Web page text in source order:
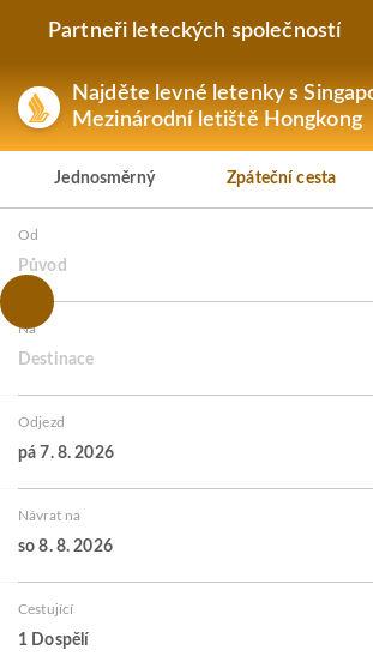
Partneři leteckých společností
Najděte levné letenky s
Mezinárodní letiště Hongkong
Jednosměrný Zpáteční cesta
Od
Původ
Na
Destinace
Odjezd
pá 7. 8. 2026
Návrat na
so 8. 8. 2026
Cestující
1 Dospělí